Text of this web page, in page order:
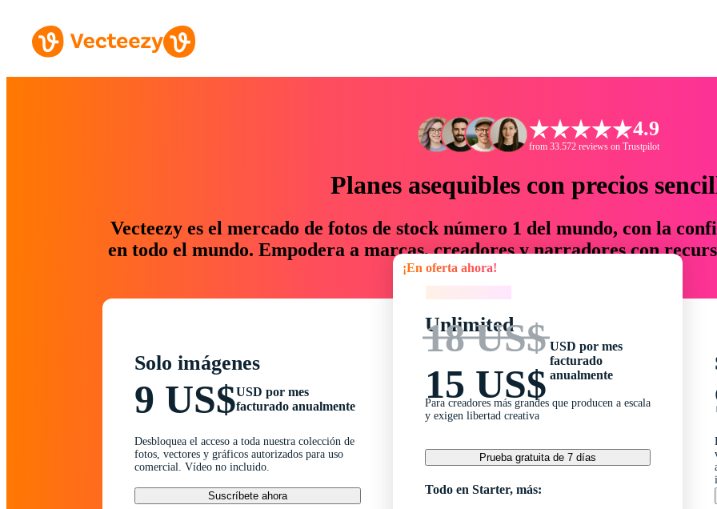
4.9
from 33.572 reviews on Trustpilot
Planes asequibles con precios
Vecteezy es el mercado de fotos de stock número 1 del mundo, con la
en todo el mundo. Empodera a marcas, creadores y narradores con
un 76 % en tiempo y presupuesto.
Solo imágenes
9 US$USD por mes
facturado anualmente
Desbloquea el acceso a toda nuestra colección de
fotos, vectores y gráficos autorizados para uso
comercial. Vídeo no incluido.
Suscríbete ahora
¡En oferta ahora!
Unlimited
18 US$
15 US$
USD por mes
facturado
anualmente
Para creadores más grandes que producen a escala
y exigen libertad creativa
Prueba gratuita de 7 días
Todo en Starter, más: